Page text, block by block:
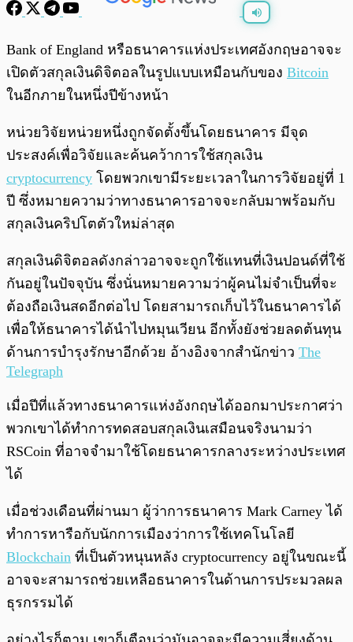
0:00
Bank of England หรือธนาคารแห่งประเทศอังกฤษอาจจะ
เปิดตัวสกุลเงินดิจิตอลในรูปแบบเหมือนกับของ Bitcoin
ในอีกภายในหนึ่งปีข้างหน้า
หน่วยวิจัยหน่วยหนึ่งถูกจัดตั้งขึ้นโดยธนาคาร มีจุด
ประสงค์เพื่อวิจัยและค้นคว้าการใช้สกุลเงิน
cryptocurrency โดยพวกเขามีระยะเวลาในการวิจัยอยู่ที่ 1
ปี ซึ่งหมายความว่าทางธนาคารอาจจะกลับมาพร้อมกับ
สกุลเงินคริปโตตัวใหม่ล่าสุด
สกุลเงินดิจิตอลดังกล่าวอาจจะถูกใช้แทนที่เงินปอนด์ที่ใช้
กันอยู่ในปัจจุบัน ซึ่งนั่นหมายความว่าผู้คนไม่จำเป็นที่จะ
ต้องถือเงินสดอีกต่อไป โดยสามารถเก็บไว้ในธนาคารได้
เพื่อให้ธนาคารได้นำไปหมุนเวียน อีกทั้งยังช่วยลดต้นทุน
ด้านการบำรุงรักษาอีกด้วย อ้างอิงจากสำนักข่าว The
Telegraph
เมื่อปีที่แล้วทางธนาคารแห่งอังกฤษได้ออกมาประกาศว่า
พวกเขาได้ทำการทดสอบสกุลเงินเสมือนจริงนามว่า
RSCoin ที่อาจจำมาใช้โดยธนาคารกลางระหว่างประเทศ
ได้
เมื่อช่วงเดือนที่ผ่านมา ผู้ว่าการธนาคาร Mark Carney ได้
ทำการหารือกับนักการเมืองว่าการใช้เทคโนโลยี
Blockchain ที่เป็นตัวหนุนหลัง cryptocurrency อยู่ในขณะนี้
อาจจะสามารถช่วยเหลือธนาคารในด้านการประมวลผล
ธุรกรรมได้